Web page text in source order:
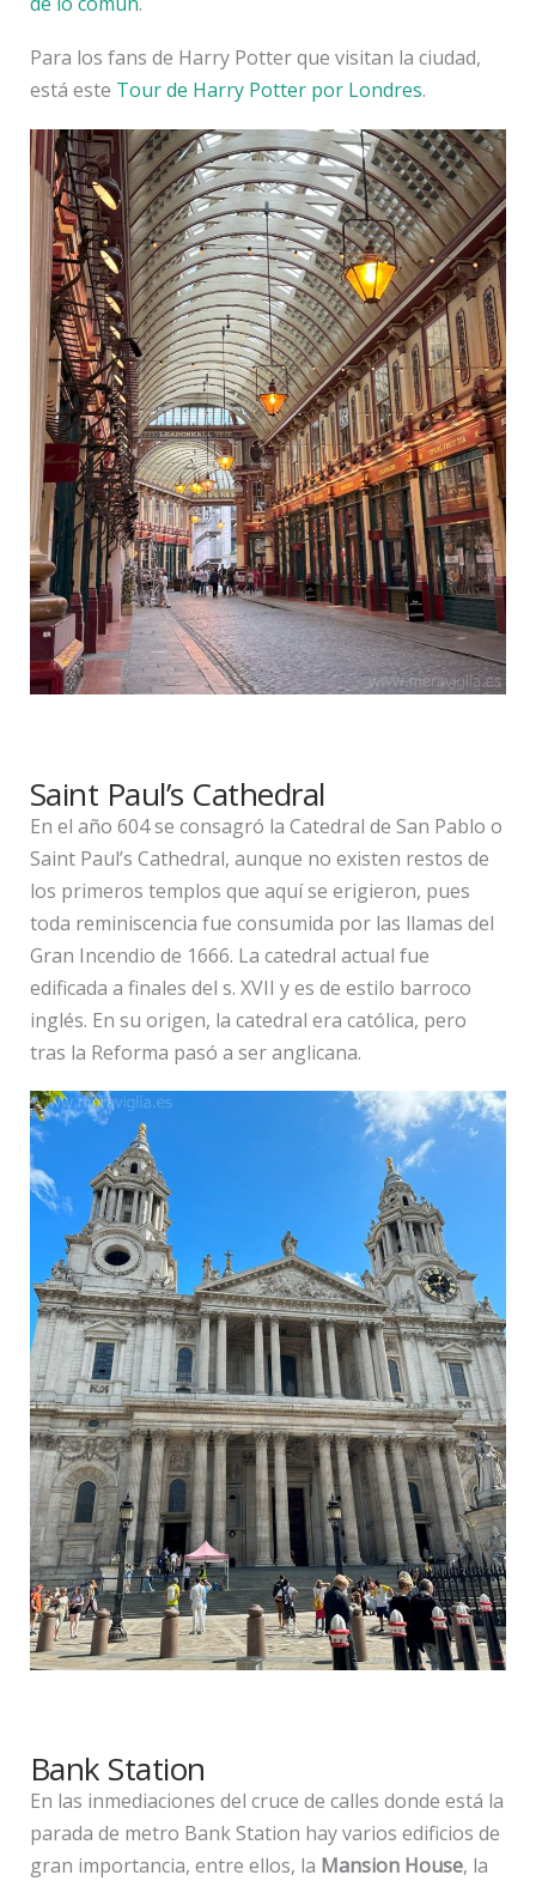
Para los fans de Harry Potter que visitan la ciudad,
está este Tour de Harry Potter por Londres.
Saint Paul’s Cathedral
En el año 604 se consagró la Catedral de San Pablo o
Saint Paul’s Cathedral, aunque no existen restos de
los primeros templos que aquí se erigieron, pues
toda reminiscencia fue consumida por las llamas del
Gran Incendio de 1666. La catedral actual fue
edificada a finales del s. XVII y es de estilo barroco
inglés. En su origen, la catedral era católica, pero
tras la Reforma pasó a ser anglicana.
Bank Station
En las inmediaciones del cruce de calles donde está la
parada de metro Bank Station hay varios edificios de
gran importancia, entre ellos, la Mansion House, la